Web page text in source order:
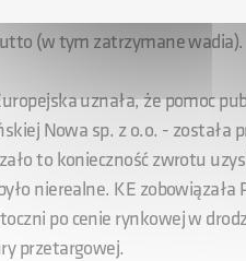
na sprzedaż
(w tym zatrzymane wadia).
uznała, że pomoc
Nowa sp. z o.o. -
to konieczność zwrotu
nierealne. KE
po cenie rynkowej w
przetargowej.